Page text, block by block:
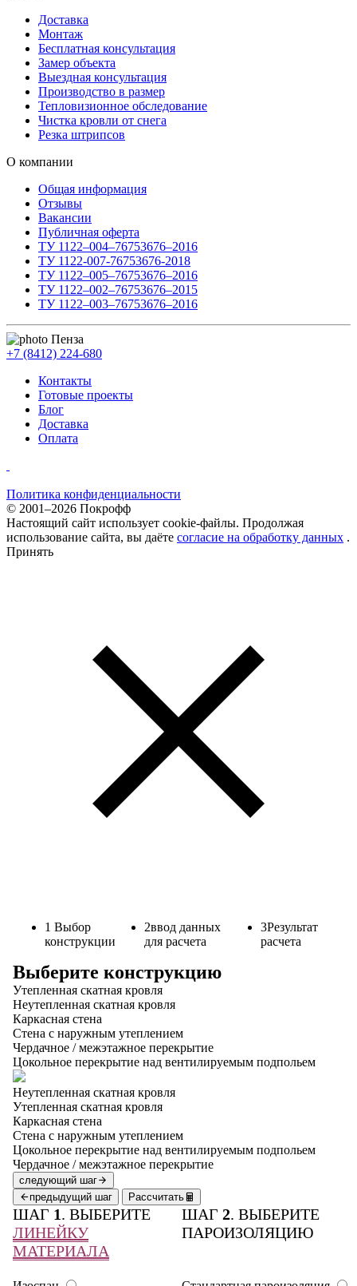
Доставка
Монтаж
Бесплатная консультация
Замер объекта
Выездная консультация
Производство в размер
Тепловизионное обследование
Чистка кровли от снега
Резка штрипсов
О компании
Общая информация
Отзывы
Вакансии
Публичная оферта
ТУ 1122–004–76753676–2016
ТУ 1122-007-76753676-2018
ТУ 1122–005–76753676–2016
ТУ 1122–002–76753676–2015
ТУ 1122–003–76753676–2016
Пенза
+7 (8412) 224-680
Контакты
Готовые проекты
Блог
Доставка
Оплата
Политика конфиденциальности
© 2001–2026 Покрофф
Настоящий сайт использует cookie-файлы. Продолжая
использование сайта, вы даёте согласие на обработку данных .
Принять